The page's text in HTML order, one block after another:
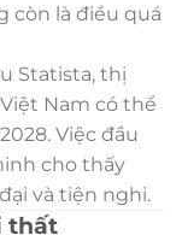
còn là điều quá
Statista, thị
Nam có thể
Việc đầu
cho thấy
và tiện nghi.
thất